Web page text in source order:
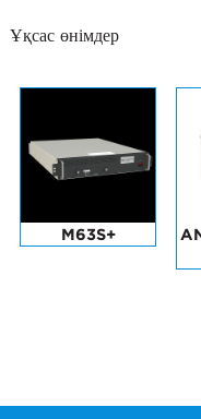
Ұқсас өнімдер
M63S+